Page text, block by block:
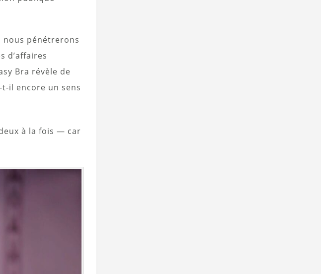
nous pénétrerons
d’affaires
Bra révèle de
il encore un sens
à la fois — car